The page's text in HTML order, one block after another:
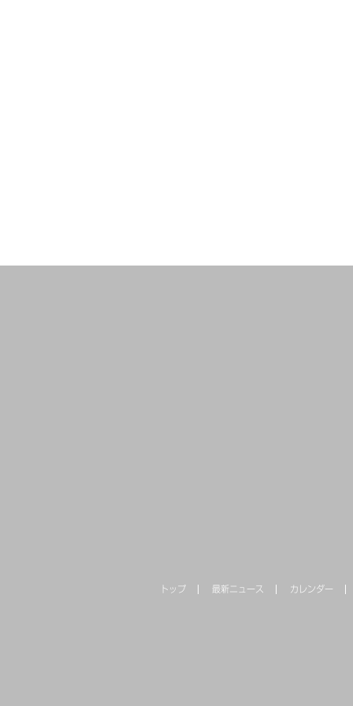
トップ 最新ニュース カレンダー